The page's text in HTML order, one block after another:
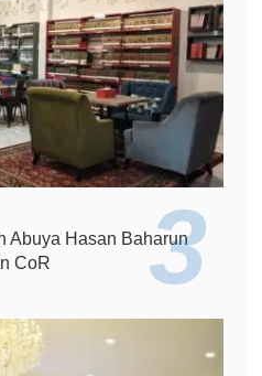
Abuya Hasan Baharun
CoR